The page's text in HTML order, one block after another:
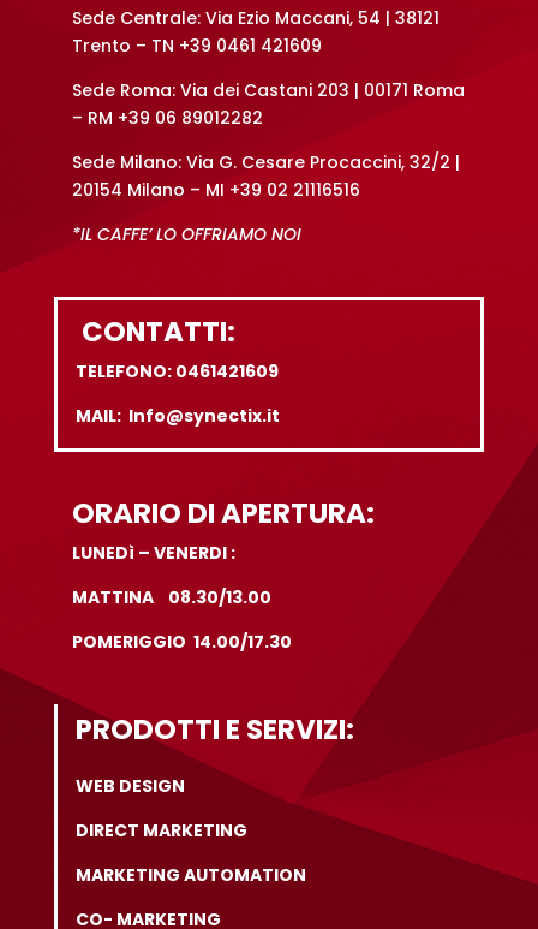
Sede Centrale: Via Ezio Maccani, 54 | 38121
Trento – TN +39 0461 421609
Sede Roma: Via dei Castani 203 | 00171 Roma
– RM +39 06 89012282
Sede Milano: Via G. Cesare Procaccini, 32/2 |
20154 Milano – MI +39 02 21116516
*IL CAFFE’ LO OFFRIAMO NOI
CONTATTI:
TELEFONO: 0461421609
MAIL: Info@synectix.it
ORARIO DI APERTURA:
LUNEDì – VENERDI :
MATTINA 08.30/13.00
POMERIGGIO 14.00/17.30
PRODOTTI E SERVIZI:
WEB DESIGN
DIRECT MARKETING
MARKETING AUTOMATION
CO- MARKETING